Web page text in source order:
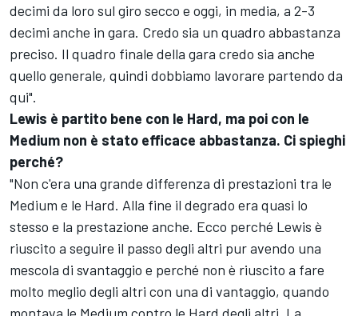
decimi da loro sul giro secco e oggi, in media, a 2-3
decimi anche in gara. Credo sia un quadro abbastanza
preciso. Il quadro finale della gara credo sia anche
quello generale, quindi dobbiamo lavorare partendo da
qui".
Lewis è partito bene con le Hard, ma poi con le
Medium non è stato efficace abbastanza. Ci spieghi
perché?
"Non c'era una grande differenza di prestazioni tra le
Medium e le Hard. Alla fine il degrado era quasi lo
stesso e la prestazione anche. Ecco perché Lewis è
riuscito a seguire il passo degli altri pur avendo una
mescola di svantaggio e perché non è riuscito a fare
molto meglio degli altri con una di vantaggio, quando